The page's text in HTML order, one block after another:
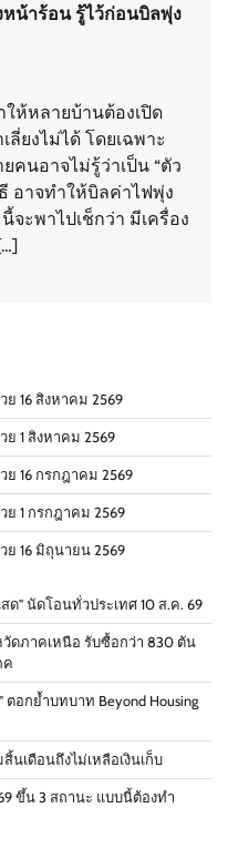
น้าร้อน รู้ไว้ก่อนบิลพุ่ง
ห้หลายบ้านต้องเปิด
ยงไม่ได้ โดยเฉพาะ
นอาจไม่รู้ว่าเป็น “ตัว
อาจทำให้บิลค่าไฟพุ่ง
จะพาไปเช็กว่า มีเครื่อง
16 สิงหาคม 2569
1 สิงหาคม 2569
16 กรกฎาคม 2569
ย 1 กรกฎาคม 2569
ย 16 มิถุนายน 2569
สด" นัดโอนทั่วประเทศ 10 ส.ค. 69
วัดภาคเหนือ รับซื้อกว่า 830 ตัน
ค
ตอกย้ำบทบาท Beyond Housing
นเดือนถึงไม่เหลือเงินเก็บ
ขึ้น 3 สถานะ แบบนี้ต้องทำ